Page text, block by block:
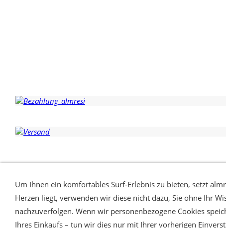
WIDERRUFSRECHT & VERTRAG WIDERRUFEN COOKIES
almresi
Charivari Lederhose & Dirndl
anfrage@almresi.de
Um Ihnen ein komfortables Surf-Erlebnis zu bieten, setzt
Herzen liegt, verwenden wir diese nicht dazu, Sie ohne Ihr
nachzuverfolgen. Wenn wir personenbezogene Cookies
Ihres Einkaufs – tun wir dies nur mit Ihrer vorherigen